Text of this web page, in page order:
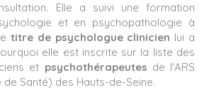
Elle a suivi une formation
et en psychopathologie à
titre de psychologue clinicien lui a
elle est inscrite sur la liste des
et psychothérapeutes de l'ARS
Santé) des Hauts-de-Seine.